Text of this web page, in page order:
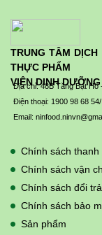
TRUNG TÂM
THỰC PHẨM
VIỆN DINH
Địa chỉ: 48B Tăng Bạt Hổ
Điện thoại: 1900 98 68
Email:
Chính sách thanh
Chính sách vận
Chính sách đổi trả
Chính sách bảo
Sản phẩm